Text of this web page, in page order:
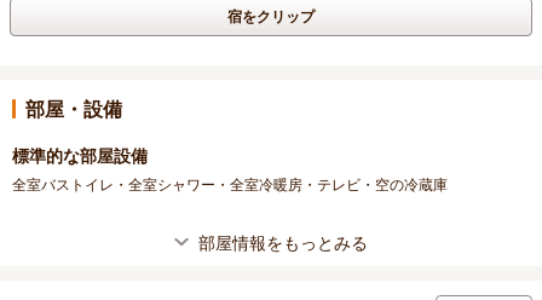
宿をクリップ
部屋・設備
標準的な部屋設備
全室バストイレ・全室シャワー・全室冷暖房・テレビ・空の冷蔵庫
部屋情報をもっとみる